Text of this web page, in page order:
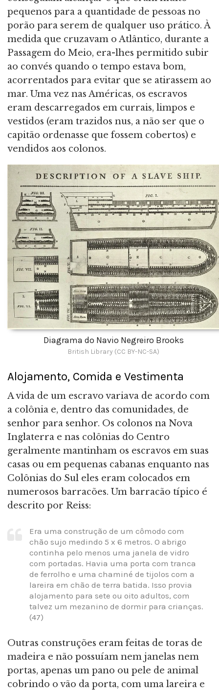
pequenos para a quantidade de pessoas no
porão para serem de qualquer uso prático. À
medida que cruzavam o Atlântico, durante a
Passagem do Meio, era-lhes permitido subir
ao convés quando o tempo estava bom,
acorrentados para evitar que se atirassem ao
mar. Uma vez nas Américas, os escravos
eram descarregados em currais, limpos e
vestidos (eram trazidos nus, a não ser que o
capitão ordenasse que fossem cobertos) e
vendidos aos colonos.
Diagrama do Navio Negreiro Brooks
British Library (CC BY-NC-SA)
Alojamento, Comida e Vestimenta
A vida de um escravo variava de acordo com
a colônia e, dentro das comunidades, de
senhor para senhor. Os colonos na Nova
Inglaterra e nas colônias do Centro
geralmente mantinham os escravos em suas
casas ou em pequenas cabanas enquanto nas
Colônias do Sul eles eram colocados em
numerosos barracões. Um barracão típico é
descrito por Reiss:
Era uma construção de um cômodo com
chão sujo medindo 5 x 6 metros. O abrigo
continha pelo menos uma janela de vidro
com portadas. Havia uma porta com tranca
de ferrolho e uma chaminé de tijolos com a
lareira em chão de terra batida. Isso provia
alojamento para sete ou oito adultos, com
talvez um mezanino de dormir para crianças.
(47)
Outras construções eram feitas de toras de
madeira e não possuíam nem janelas nem
portas, apenas um pano ou pele de animal
cobrindo o vão da porta, com uma lareira e